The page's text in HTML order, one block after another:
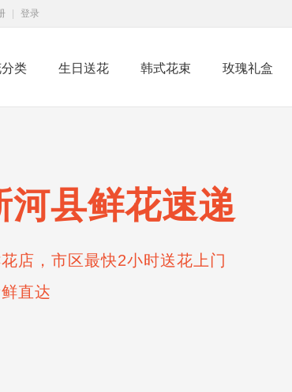
登录
类 生日送花 韩式花束 玫瑰礼盒
河县鲜花速递
店，市区最快2小时送花上门
直达